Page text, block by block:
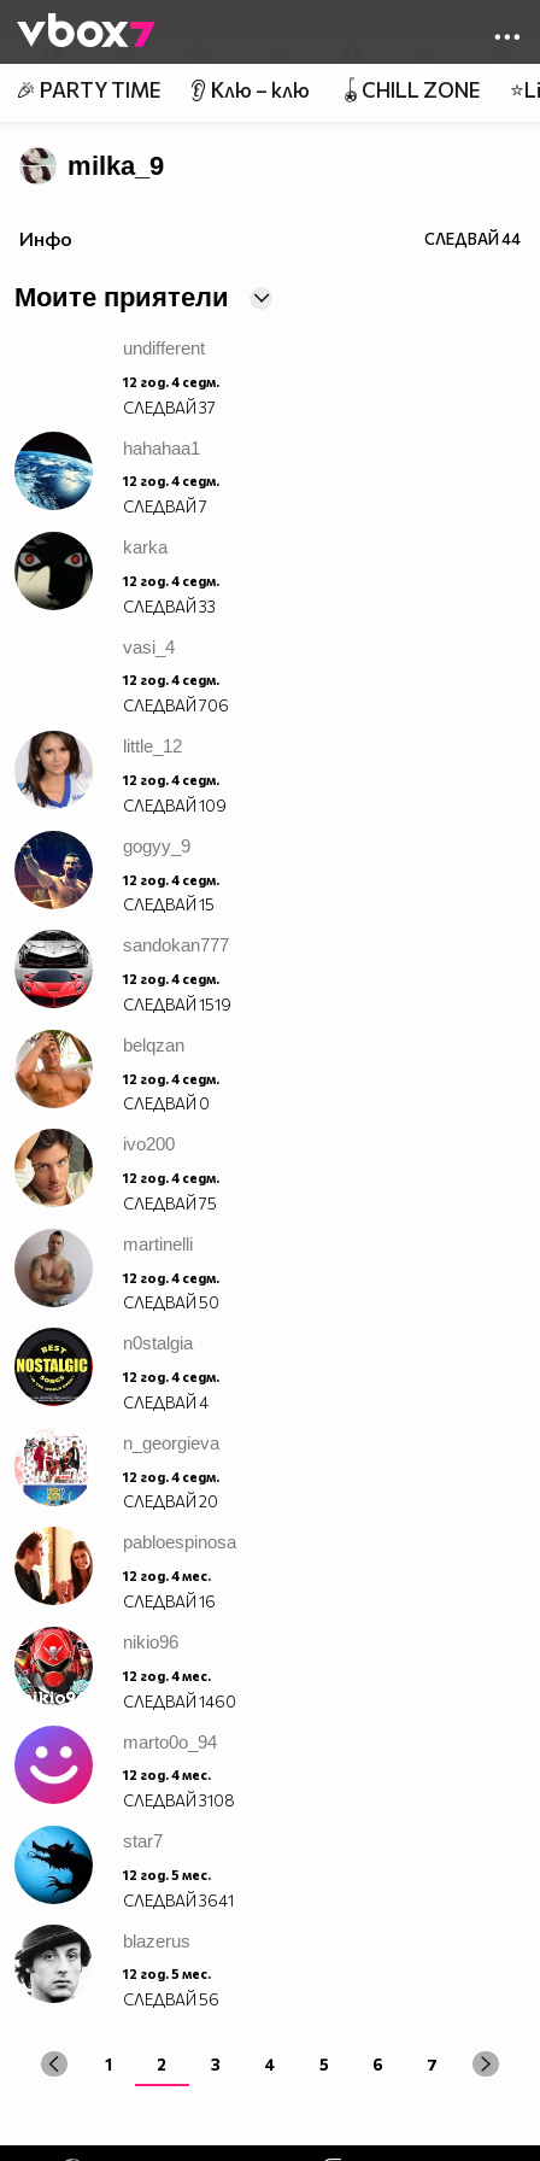
👾
🎉 PARTY TIME 👂 Клю – клю 🪀CHILL ZONE
milka_9
Инфо СЛЕДВАЙ44
Моите приятели
undifferent
12 год. 4 седм.
СЛЕДВАЙ37
hahahaa1
12 год. 4 седм.
СЛЕДВАЙ7
karka
12 год. 4 седм.
СЛЕДВАЙ33
vasi_4
12 год. 4 седм.
СЛЕДВАЙ706
little_12
12 год. 4 седм.
СЛЕДВАЙ109
gogyy_9
12 год. 4 седм.
СЛЕДВАЙ15
sandokan777
12 год. 4 седм.
СЛЕДВАЙ1519
belqzan
12 год. 4 седм.
СЛЕДВАЙ 0
ivo200
12 год. 4 седм.
СЛЕДВАЙ75
martinelli
12 год. 4 седм.
СЛЕДВАЙ50
n0stalgia
12 год. 4 седм.
СЛЕДВАЙ4
n_georgieva
12 год. 4 седм.
СЛЕДВАЙ20
pabloespinosa
12 год. 4 мес.
СЛЕДВАЙ16
nikio96
12 год. 4 мес.
СЛЕДВАЙ1460
marto0o_94
12 год. 4 мес.
СЛЕДВАЙ3108
star7
12 год. 5 мес.
СЛЕДВАЙ3641
blazerus
12 год. 5 мес.
СЛЕДВАЙ56
1 2 3 4 5 6 7